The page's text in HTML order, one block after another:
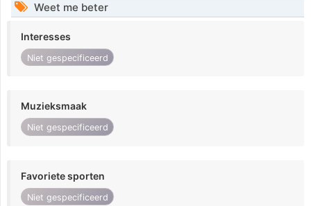
Weet me beter
Interesses
Niet gespecificeerd
Muzieksmaak
Niet gespecificeerd
Favoriete sporten
Niet gespecificeerd